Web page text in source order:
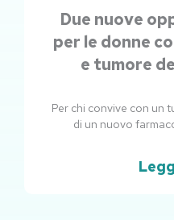
Due nuove
per le donne
e tumore
Per chi convive con un
di un nuovo